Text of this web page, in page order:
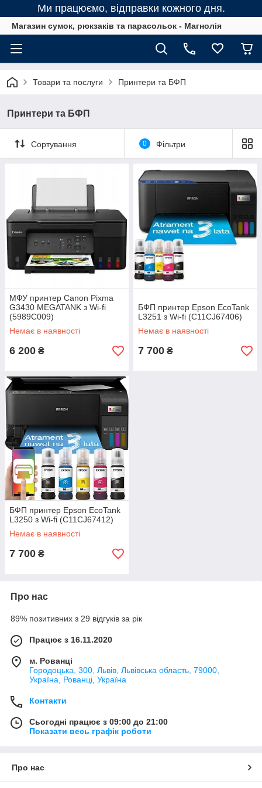
Ми працюємо, відправки кожного дня.
Магазин сумок, рюкзаків та парасольок - Магнолія
Товари та послуги Принтери та БФП
Принтери та БФП
Сортування 0 Фільтри
МФУ принтер Canon Pixma
G3430 MEGATANK з Wi-fi
(5989C009)
Немає в наявності
6 200 ₴
БФП принтер Epson EcoTank
L3251 з Wi-fi (C11CJ67406)
Немає в наявності
7 700 ₴
БФП принтер Epson EcoTank
L3250 з Wi-fi (C11CJ67412)
Немає в наявності
7 700 ₴
Про нас
89% позитивних з 29 відгуків за рік
Працює з 16.11.2020
м. Рованці
Городоцька, 300, Львів, Львівська область, 79000,
Україна, Рованці, Україна
Контакти
Сьогодні працює з 09:00 до 21:00
Показати весь графік роботи
Про нас